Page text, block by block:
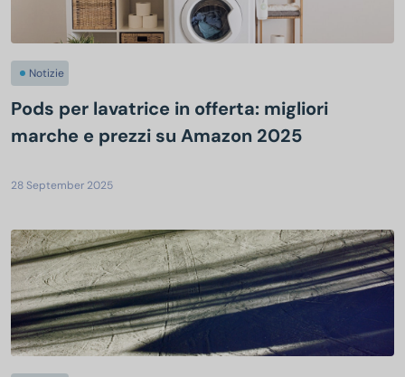
Notizie
Pods per lavatrice in offerta: migliori
marche e prezzi su Amazon 2025
28 September 2025